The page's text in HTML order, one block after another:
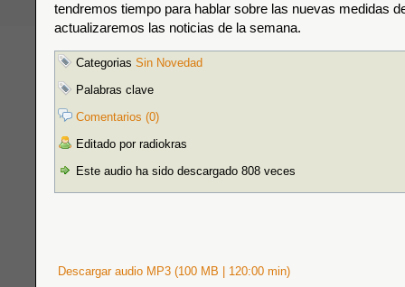
tendremos tiempo para hablar sobre las nuevas medidas
actualizaremos las noticias de la semana.
Categorias Sin Novedad
Palabras clave
Comentarios (0)
Editado por radiokras
Este audio ha sido descargado 808 veces
Descargar audio MP3 (100 MB | 120:00 min)